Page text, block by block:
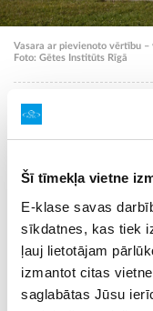
Šī tīmekļa vietne
E-klase savas
sīkdatnes, kas tiek
ļauj lietotājam
izmantot citas
saglabātas Jūsu
Vasara ar pievienoto vērtību –
Foto: Gētes Institūts Rīgā
No 28. jūlija līdz
Rīgā vasaras
apgūt vācu
zināšanas.
Sīkāka informācija
lapā.
Gētes institūts ir